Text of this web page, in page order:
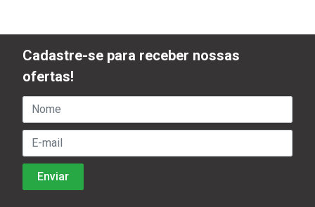
Cadastre-se para receber nossas
ofertas!